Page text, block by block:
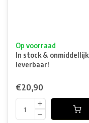
Op voorraad
In stock & onmiddellijk
leverbaar!
€20,90